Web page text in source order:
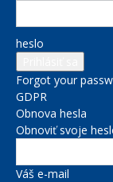
heslo
Forgot your
GDPR
Obnova hesla
Obnoviť svoje
Váš e-mail